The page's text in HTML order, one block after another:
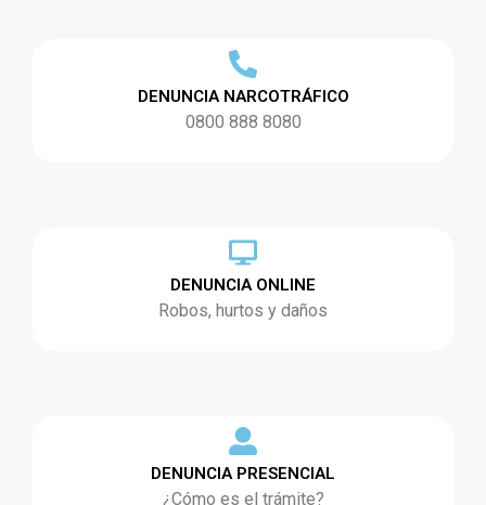
DENUNCIA NARCOTRÁFICO
0800 888 8080
DENUNCIA ONLINE
Robos, hurtos y daños
DENUNCIA PRESENCIAL
¿Cómo es el trámite?